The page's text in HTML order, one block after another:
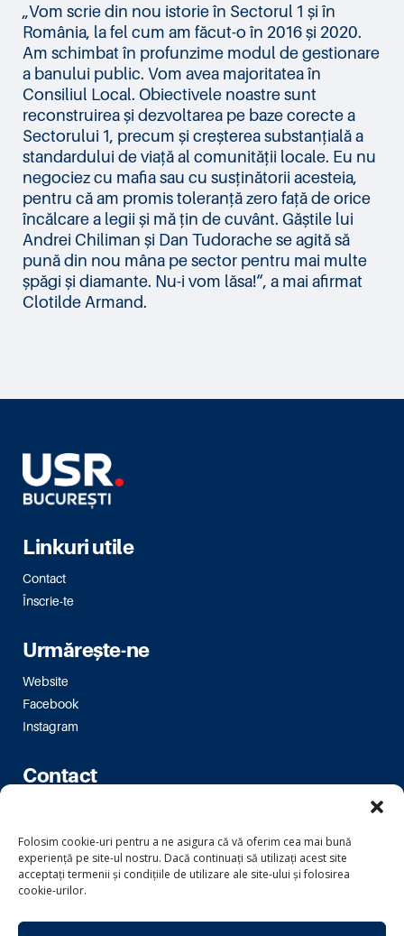
Folosim cookie-uri pentru a ne asigura că vă oferim cea mai bună
experiență pe site-ul nostru. Dacă continuați să utilizați acest site
acceptați termenii și condițiile de utilizare ale site-ului și folosirea
cookie-urilor.
„Vom scrie din nou istorie în Sectorul 1 și în
România, la fel cum am făcut-o în 2016 și 2020.
Am schimbat în profunzime modul de gestionare
a banului public. Vom avea majoritatea în
Consiliul Local. Obiectivele noastre sunt
reconstruirea și dezvoltarea pe baze corecte a
Sectorului 1, precum și creșterea substanțială a
standardului de viață al comunității locale. Eu nu
negociez cu mafia sau cu susținătorii acesteia,
pentru că am promis toleranță zero față de orice
încălcare a legii și mă țin de cuvânt. Găștile lui
Andrei Chiliman și Dan Tudorache se agită să
pună din nou mâna pe sector pentru mai multe
șpăgi și diamante. Nu-i vom lăsa!“, a mai afirmat
Clotilde Armand.
Linkuri utile
Contact
Înscrie-te
Urmărește-ne
Website
Facebook
Instagram
Contact
bm.bucuresti@usr.ro
Copyright © 2024 Uniunea Salvați România